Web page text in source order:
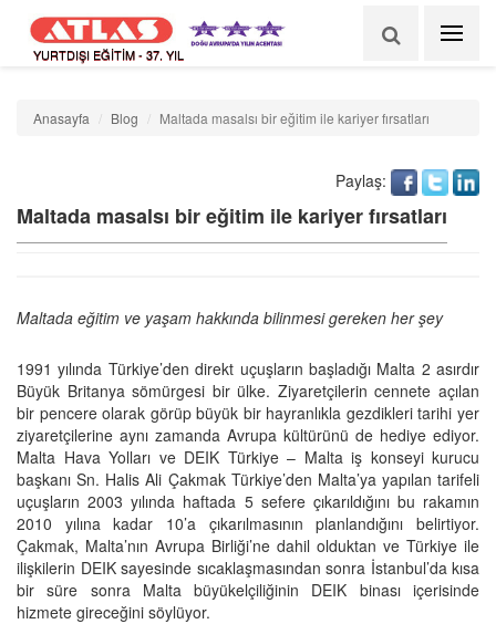
YURTDIŞI EĞİTİM - 37. YIL
Anasayfa Blog Maltada masalsı bir eğitim ile kariyer fırsatları
Maltada masalsı bir eğitim ile kariyer fırsatları
Paylaş:
Maltada eğitim ve yaşam hakkında bilinmesi gereken her şey
1991 yılında Türkiye’den direkt uçuşların başladığı Malta 2 asırdır
Büyük Britanya sömürgesi bir ülke. Ziyaretçilerin cennete açılan
bir pencere olarak görüp büyük bir hayranlıkla gezdikleri tarihi yer
ziyaretçilerine aynı zamanda Avrupa kültürünü de hediye ediyor.
Malta Hava Yolları ve DEIK Türkiye – Malta iş konseyi kurucu
başkanı Sn. Halis Ali Çakmak Türkiye’den Malta’ya yapılan tarifeli
uçuşların 2003 yılında haftada 5 sefere çıkarıldığını bu rakamın
2010 yılına kadar 10’a çıkarılmasının planlandığını belirtiyor.
Çakmak, Malta’nın Avrupa Birliği’ne dahil olduktan ve Türkiye ile
ilişkilerin DEIK sayesinde sıcaklaşmasından sonra İstanbul’da kısa
bir süre sonra Malta büyükelçiliğinin DEIK binası içerisinde
hizmete gireceğini söylüyor.